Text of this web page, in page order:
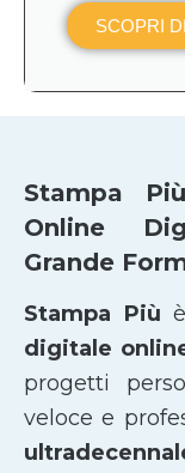
SCOPRI
Stampa
Online
Grande
Stampa Più
digitale
progetti
veloce e